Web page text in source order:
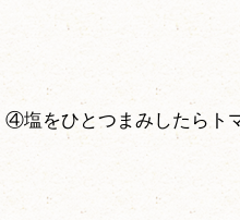
④塩をひとつまみしたらト